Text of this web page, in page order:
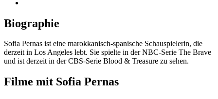
Biographie
Sofia Pernas ist eine marokkanisch-spanische Schauspielerin, die
derzeit in Los Angeles lebt. Sie spielte in der NBC-Serie The Brave
und ist derzeit in der CBS-Serie Blood & Treasure zu sehen.
Filme mit Sofia Pernas